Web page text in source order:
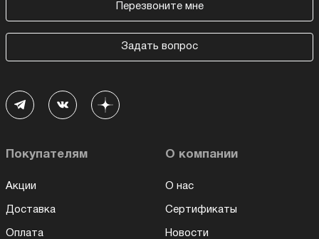
Перезвоните мне
Задать вопрос
Покупателям
Акции
Доставка
Оплата
О компании
О нас
Сертификаты
Новости